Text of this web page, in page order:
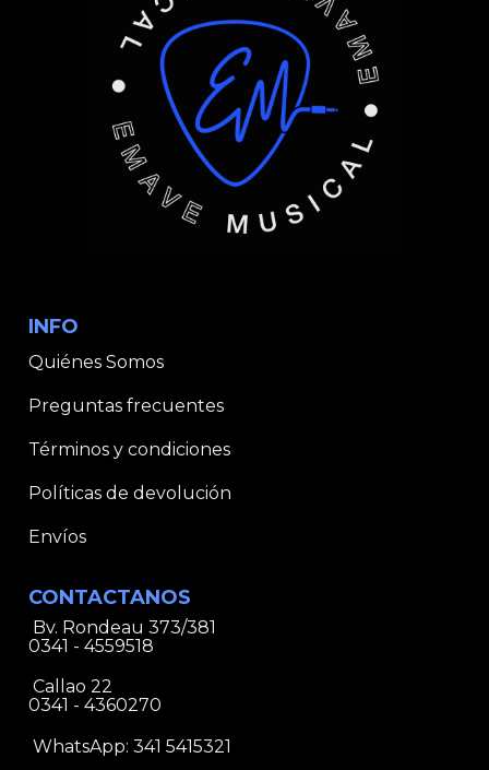
INFO
Quiénes Somos
Preguntas frecuentes
Términos y condiciones
Políticas de devolución
Envíos
CONTACTANOS
Bv. Rondeau 373/381
0341 - 4559518
Callao 22
0341 - 4360270
WhatsApp: 341 5415321